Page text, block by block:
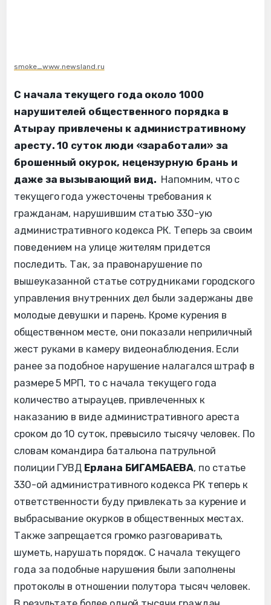
smoke_www.newsland.ru
С начала текущего года около 1000
нарушителей общественного порядка в
Атырау привлечены к административному
аресту. 10 суток люди «заработали» за
брошенный окурок, нецензурную брань и
даже за вызывающий вид. Напомним, что с
текущего года ужесточены требования к
гражданам, нарушившим статью 330-ую
административного кодекса РК. Теперь за своим
поведением на улице жителям придется
последить. Так, за правонарушение по
вышеуказанной статье сотрудниками городского
управления внутренних дел были задержаны две
молодые девушки и парень. Кроме курения в
общественном месте, они показали неприличный
жест руками в камеру видеонаблюдения. Если
ранее за подобное нарушение налагался штраф в
размере 5 МРП, то с начала текущего года
количество атырауцев, привлеченных к
наказанию в виде административного ареста
сроком до 10 суток, превысило тысячу человек. По
словам командира батальона патрульной
полиции ГУВД Ерлана БИГАМБАЕВА, по статье
330-ой административного кодекса РК теперь к
ответственности буду привлекать за курение и
выбрасывание окурков в общественных местах.
Также запрещается громко разговаривать,
шуметь, нарушать порядок. С начала текущего
года за подобные нарушения были заполнены
протоколы в отношении полутора тысяч человек.